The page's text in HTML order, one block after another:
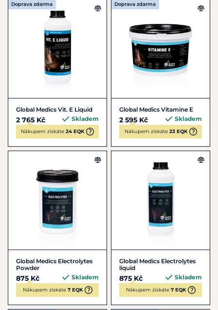
Doprava zdarma
Global Medics Vit. E Liquid
2 765 Kč Skladem
Nákupem získáte 24 EQK
Doprava zdarma
Global Medics Vitamine E
2 595 Kč Skladem
Nákupem získáte 23 EQK
Global Medics Electrolytes
Powder
875 Kč Skladem
Nákupem získáte 7 EQK
Global Medics Electrolytes
liquid
875 Kč Skladem
Nákupem získáte 7 EQK